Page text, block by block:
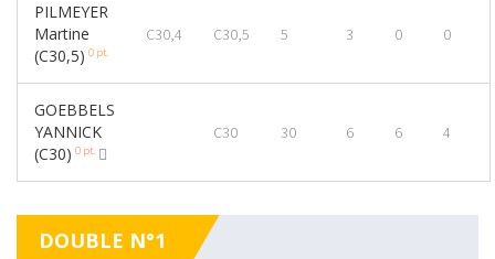
PILMEYER
Martine
(C30,5) 0 pt.
C30,4 C30,5 5 3 0 0
GOEBBELS
YANNICK
(C30) 0 pt.
C30 30 6 6 4
DOUBLE N°1